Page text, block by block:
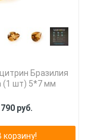
Бразилия
(1 шт) 5*7 мм
790 руб.
корзину!